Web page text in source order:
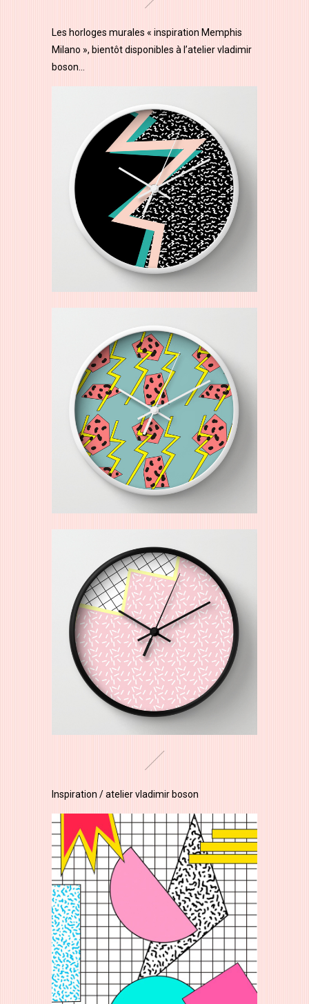
Les horloges murales « inspiration Memphis
Milano », bientôt disponibles à l’atelier vladimir
boson…
Inspiration / atelier vladimir boson